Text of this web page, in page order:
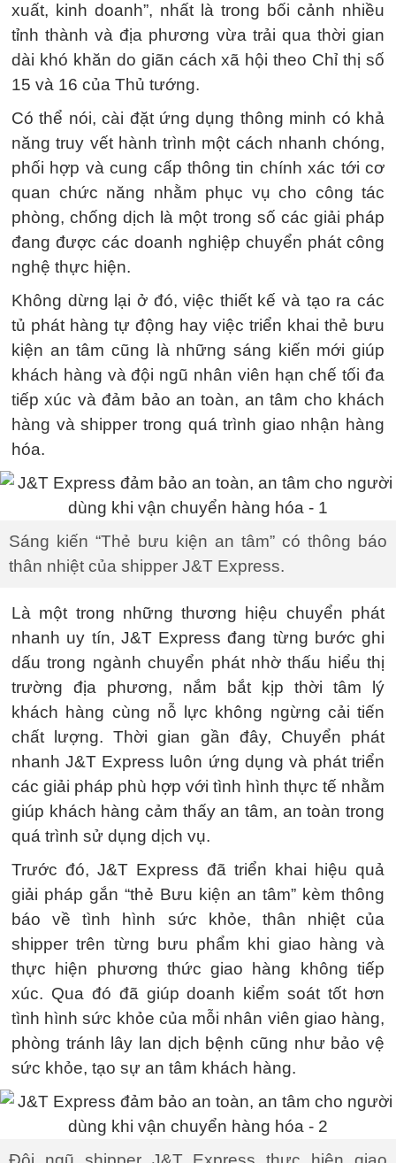
xuất, kinh doanh”, nhất là trong bối cảnh nhiều
tỉnh thành và địa phương vừa trải qua thời gian
dài khó khăn do giãn cách xã hội theo Chỉ thị số
15 và 16 của Thủ tướng.
Có thể nói, cài đặt ứng dụng thông minh có khả
năng truy vết hành trình một cách nhanh chóng,
phối hợp và cung cấp thông tin chính xác tới cơ
quan chức năng nhằm phục vụ cho công tác
phòng, chống dịch là một trong số các giải pháp
đang được các doanh nghiệp chuyển phát công
nghệ thực hiện.
Không dừng lại ở đó, việc thiết kế và tạo ra các
tủ phát hàng tự động hay việc triển khai thẻ bưu
kiện an tâm cũng là những sáng kiến mới giúp
khách hàng và đội ngũ nhân viên hạn chế tối đa
tiếp xúc và đảm bảo an toàn, an tâm cho khách
hàng và shipper trong quá trình giao nhận hàng
hóa.
Sáng kiến “Thẻ bưu kiện an tâm” có thông báo
thân nhiệt của shipper J&T Express.
Là một trong những thương hiệu chuyển phát
nhanh uy tín, J&T Express đang từng bước ghi
dấu trong ngành chuyển phát nhờ thấu hiểu thị
trường địa phương, nắm bắt kịp thời tâm lý
khách hàng cùng nỗ lực không ngừng cải tiến
chất lượng. Thời gian gần đây, Chuyển phát
nhanh J&T Express luôn ứng dụng và phát triển
các giải pháp phù hợp với tình hình thực tế nhằm
giúp khách hàng cảm thấy an tâm, an toàn trong
quá trình sử dụng dịch vụ.
Trước đó, J&T Express đã triển khai hiệu quả
giải pháp gắn “thẻ Bưu kiện an tâm” kèm thông
báo về tình hình sức khỏe, thân nhiệt của
shipper trên từng bưu phẩm khi giao hàng và
thực hiện phương thức giao hàng không tiếp
xúc. Qua đó đã giúp doanh kiểm soát tốt hơn
tình hình sức khỏe của mỗi nhân viên giao hàng,
phòng tránh lây lan dịch bệnh cũng như bảo vệ
sức khỏe, tạo sự an tâm khách hàng.